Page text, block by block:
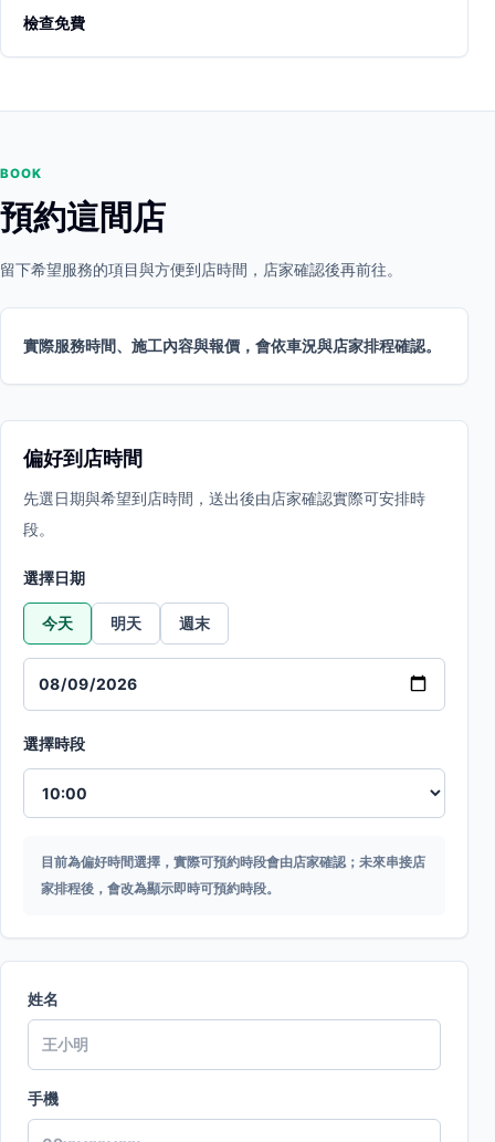
檢查免費
BOOK
預約這間店
留下希望服務的項目與方便到店時間，店家確認後再前往。
實際服務時間、施工內容與報價，會依車況與店家排程確認。
偏好到店時間
先選日期與希望到店時間，送出後由店家確認實際可安排時
段。
選擇日期
今天 明天 週末
選擇時段
目前為偏好時間選擇，實際可預約時段會由店家確認；未來串接店
家排程後，會改為顯示即時可預約時段。
姓名
手機